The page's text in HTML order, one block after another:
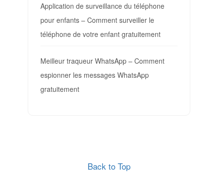
Application de surveillance du téléphone
pour enfants – Comment surveiller le
téléphone de votre enfant gratuitement
Meilleur traqueur WhatsApp – Comment
espionner les messages WhatsApp
gratuitement
Back to Top